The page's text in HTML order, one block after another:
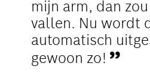
mijn arm, dan
vallen. Nu wordt
automatisch
gewoon zo!